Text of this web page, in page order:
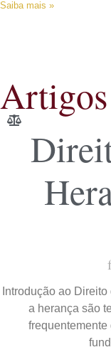
Saiba mais »
Introdução ao
a herança são